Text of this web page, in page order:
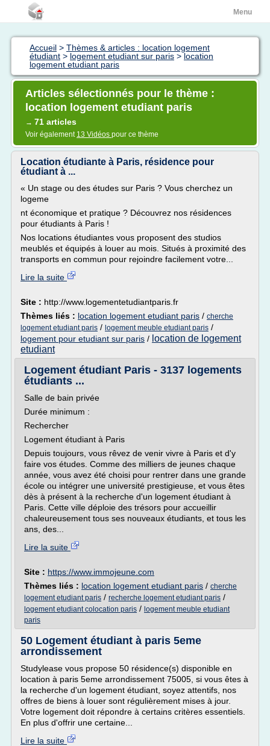
Menu
Accueil > Thèmes & articles : location logement
étudiant > logement etudiant sur paris > location
logement etudiant paris
Articles sélectionnés pour le thème :
location logement etudiant paris
→ 71 articles
Voir également 13 Vidéos pour ce thème
Location étudiante à Paris, résidence pour
étudiant à ...
« Un stage ou des études sur Paris ? Vous cherchez un
logeme
nt économique et pratique ? Découvrez nos résidences
pour étudiants à Paris !
Nos locations étudiantes vous proposent des studios
meublés et équipés à louer au mois. Situés à proximité des
transports en commun pour rejoindre facilement votre...
Lire la suite
Site : http://www.logementetudiantparis.fr
Thèmes liés : location logement etudiant paris / cherche
logement etudiant paris / logement meuble etudiant paris /
logement pour etudiant sur paris / location de logement
etudiant
Logement étudiant Paris - 3137 logements
étudiants ...
Salle de bain privée
Durée minimum :
Rechercher
Logement étudiant à Paris
Depuis toujours, vous rêvez de venir vivre à Paris et d'y
faire vos études. Comme des milliers de jeunes chaque
année, vous avez été choisi pour rentrer dans une grande
école ou intégrer une université prestigieuse, et vous êtes
dès à présent à la recherche d'un logement étudiant à
Paris. Cette ville déploie des trésors pour accueillir
chaleureusement tous ses nouveaux étudiants, et tous les
ans, des...
Lire la suite
Site : https://www.immojeune.com
Thèmes liés : location logement etudiant paris / cherche
logement etudiant paris / recherche logement etudiant paris /
logement etudiant colocation paris / logement meuble etudiant
paris
50 Logement étudiant à paris 5eme
arrondissement
Studylease vous propose 50 résidence(s) disponible en
location à paris 5eme arrondissement 75005, si vous êtes à
la recherche d'un logement étudiant, soyez attentifs, nos
offres de biens à louer sont régulièrement mises à jour.
Votre logement doit répondre à certains critères essentiels.
En plus d'offrir une certaine...
Lire la suite